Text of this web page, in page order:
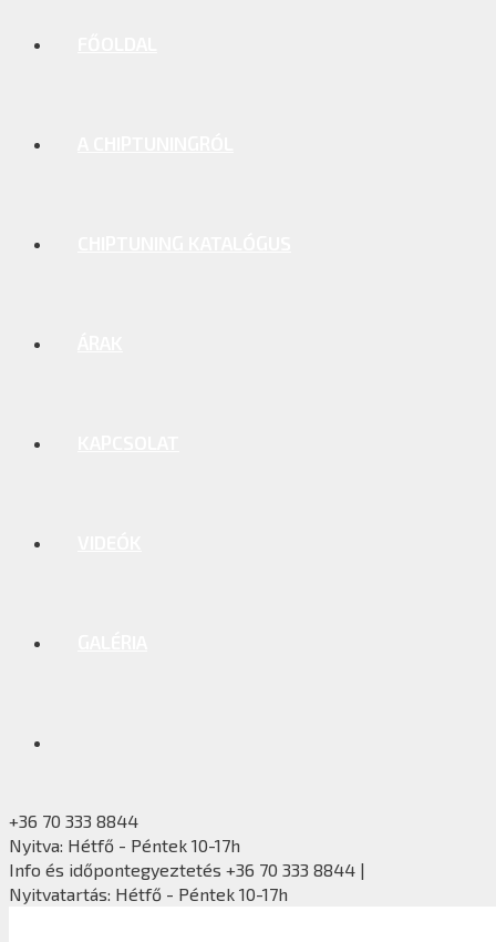
+36 70 333 8844
Nyitva: Hétfő - Péntek 10-17h
Info és időpontegyeztetés +36 70 333 8844 |
Nyitvatartás: Hétfő - Péntek 10-17h